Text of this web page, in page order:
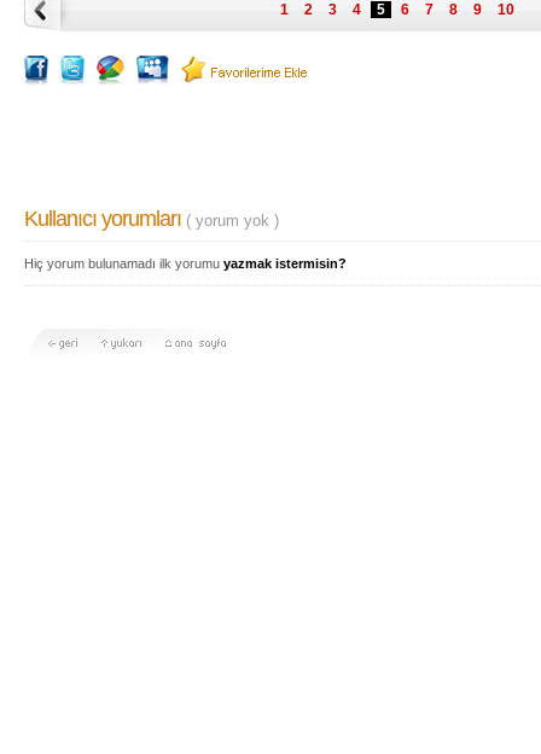
1 2 3 4 5 6 7 8 9 10
Kullanıcı yorumları ( yorum yok )
Hiç yorum bulunamadı ilk yorumu yazmak istermisin?